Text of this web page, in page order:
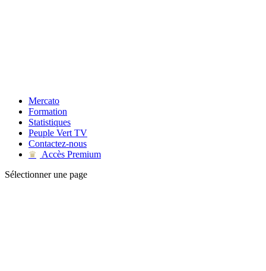
Mercato
Formation
Statistiques
Peuple Vert TV
Contactez-nous
♛
Accès Premium
Sélectionner une page